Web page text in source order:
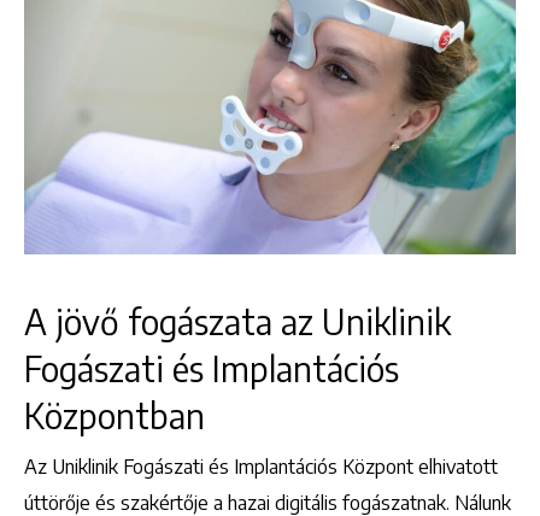
A jövő fogászata az Uniklinik
Fogászati és Implantációs
Központban
Az Uniklinik Fogászati és Implantációs Központ elhivatott
úttörője és szakértője a hazai digitális fogászatnak. Nálunk